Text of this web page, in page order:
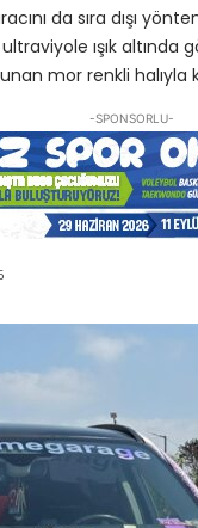
da sıra dışı
ışık altında
mor renkli
-SPONSORLU-